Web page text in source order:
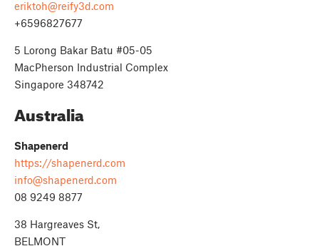
eriktoh@reify3d.com
+6596827677
5 Lorong Bakar Batu #05-05
MacPherson Industrial Complex
Singapore 348742
Australia
Shapenerd
https://shapenerd.com
info@shapenerd.com
08 9249 8877
38 Hargreaves St,
BELMONT